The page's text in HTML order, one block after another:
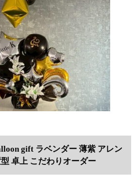
gift ラベンダー 薄紫 アレン
卓上 こだわりオーダー